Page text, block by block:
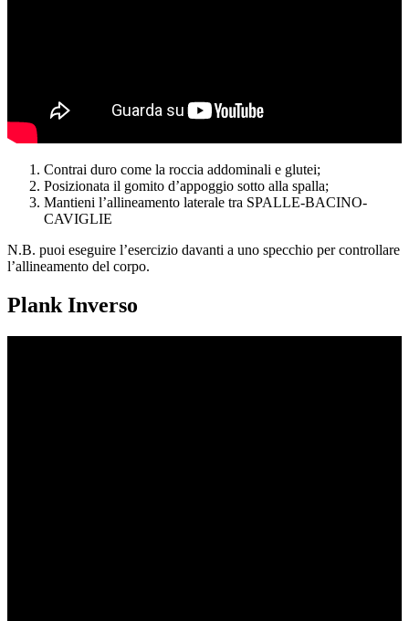
Contrai duro come la roccia addominali e glutei;
Posizionata il gomito d’appoggio sotto alla spalla;
Mantieni l’allineamento laterale tra SPALLE-BACINO-
CAVIGLIE
N.B. puoi eseguire l’esercizio davanti a uno specchio per controllare
l’allineamento del corpo.
Plank Inverso